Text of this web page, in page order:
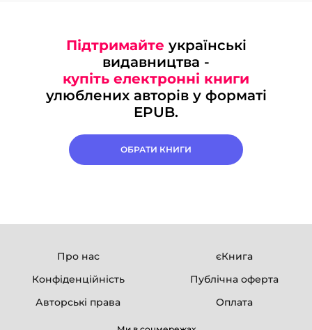
Підтримайте українські
видавництва -
купіть електронні книги
улюблених авторів у форматі
EPUB.
ОБРАТИ КНИГИ
Про нас
єКнига
Конфіденційність
Публічна оферта
Авторські права
Оплата